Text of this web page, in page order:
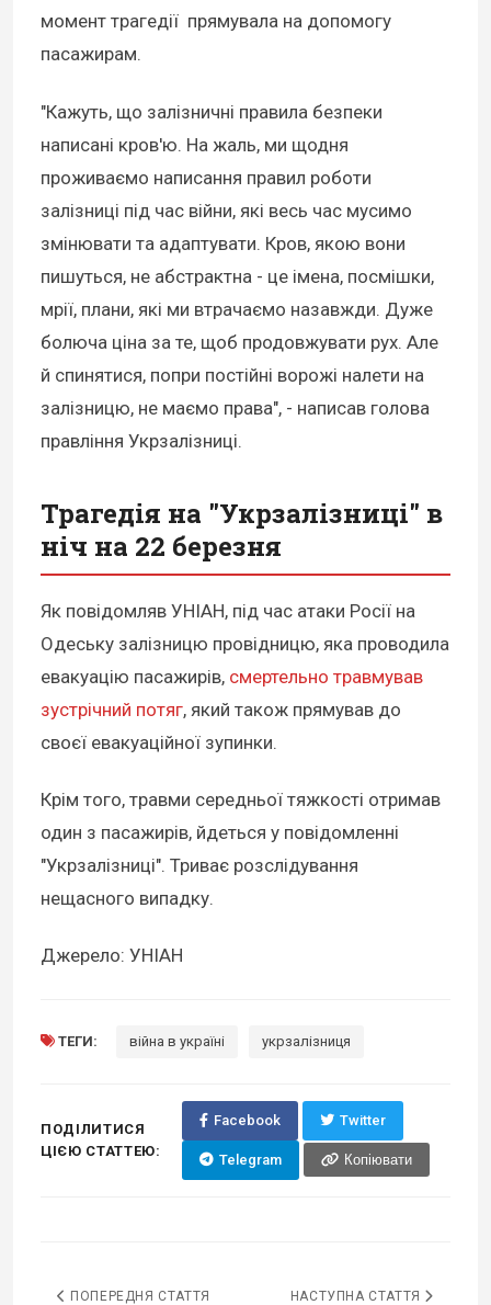
момент трагедії прямувала на допомогу
пасажирам.
"Кажуть, що залізничні правила безпеки
написані кров'ю. На жаль, ми щодня
проживаємо написання правил роботи
залізниці під час війни, які весь час мусимо
змінювати та адаптувати. Кров, якою вони
пишуться, не абстрактна - це імена, посмішки,
мрії, плани, які ми втрачаємо назавжди. Дуже
болюча ціна за те, щоб продовжувати рух. Але
й спинятися, попри постійні ворожі налети на
залізницю, не маємо права", - написав голова
правління Укрзалізниці.
Трагедія на "Укрзалізниці" в
ніч на 22 березня
Як повідомляв УНІАН, під час атаки Росії на
Одеську залізницю провідницю, яка проводила
евакуацію пасажирів, смертельно травмував
зустрічний потяг, який також прямував до
своєї евакуаційної зупинки.
Крім того, травми середньої тяжкості отримав
один з пасажирів, йдеться у повідомленні
"Укрзалізниці". Триває розслідування
нещасного випадку.
Джерело: УНІАН
ТЕГИ: війна в україні укрзалізниця
ПОДІЛИТИСЯ
ЦІЄЮ СТАТТЕЮ:
Facebook Twitter
Telegram Копіювати
ПОПЕРЕДНЯ СТАТТЯ НАСТУПНА СТАТТЯ